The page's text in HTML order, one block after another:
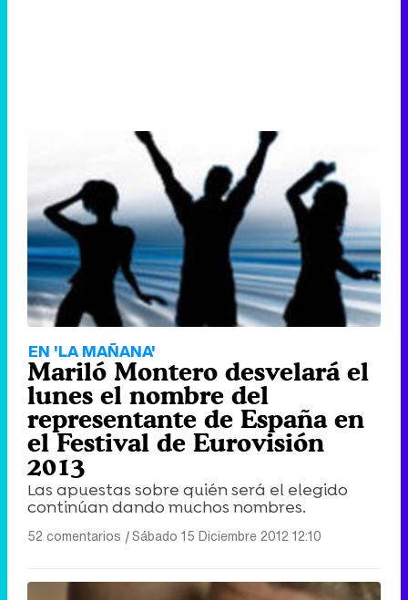
EN 'LA MAÑANA'
Mariló Montero desvelará el
lunes el nombre del
representante de España en
el Festival de Eurovisión
2013
Las apuestas sobre quién será el elegido
continúan dando muchos nombres.
52 comentarios |Sábado 15 Diciembre 2012 12:10